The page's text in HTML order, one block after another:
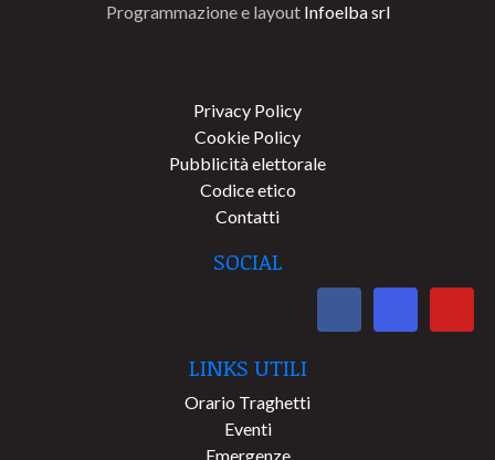
Programmazione e layout Infoelba srl
Privacy Policy
Cookie Policy
Pubblicità elettorale
Codice etico
Contatti
SOCIAL
LINKS UTILI
Orario Traghetti
Eventi
Emergenze